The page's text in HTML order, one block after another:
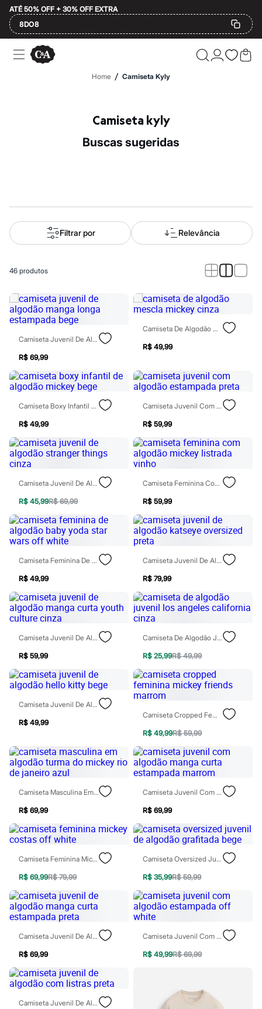
ATÉ 50% OFF + 30% OFF EXTRA
8DO8
Ofertas
Compre por Departamento
Alfaiataria
Novidades
Roupas
Blusas e Camisetas
Casacos e Jaquetas
Macacões
Saias
Shorts e Bermudas
Vestidos
Acessórios
Bonés e Chapéus
Bijoux
Cintos
Óculos
Relógios
Calçados
Botas
Rasteirinhas
Sandálias
Sapatilhas
Marcas
City
Clock House
Mindset
Sawary
Yessica
Moda esportiva
Acessórios
Calçados
Leggings
Shorts e Bermudas
Tops
Moda íntima
Calcinhas
Cintas e Modeladores
Meias
Sutiãs e Tops
Moda praia
Maiôs
Saídas de praia
Personagens
Blusas e Camisetas
Calças
Casacos e Jaquetas
Jeans
Moda esportiva
Vestidos
Masculino
Em alta
Dia dos Pais
Inverno
Novidades
Roupas
Camisas
Calças
Camisetas e Regatas
Jeans
Polos
Acessórios
Bolsas e Mochilas
Chapéus e Bonés
Cintos
Carteiras
Home / Camiseta Kyly
Camiseta kyly
buscas sugeridas
Filtrar por Relevância
46 produtos
Camiseta Juvenil De Algodão Manga Longa Estampada Bege
R$ 69,99
Camiseta De Algodão Mescla Mickey Cinza
R$ 49,99
Camiseta Boxy Infantil De Algodão Mickey Bege
R$ 49,99
Camiseta Juvenil Com Algodão Estampada Preta
R$ 59,99
Camiseta Juvenil De Algodão Stranger Things Cinza
R$ 45,99R$ 69,99
Camiseta Feminina Com Algodão Mickey Listrada Vinho
R$ 59,99
Camiseta Feminina De Algodão Baby Yoda Star Wars Off White
R$ 49,99
Camiseta Juvenil De Algodão Katseye Oversized Preta
R$ 79,99
Camiseta Juvenil De Algodão Manga Curta Youth Culture Cinza
R$ 59,99
Camiseta De Algodão Juvenil Los Angeles California Cinza
R$ 25,99R$ 49,99
Camiseta Juvenil De Algodão Hello Kitty Bege
R$ 49,99
Camiseta Cropped Feminina Mickey Friends Marrom
R$ 49,99R$ 59,99
Camiseta Masculina Em Algodão Turma Do Mickey Rio De Janeiro Azul
R$ 69,99
Camiseta Juvenil Com Algodão Manga Curta Estampada Marrom
R$ 69,99
Camiseta Feminina Mickey Costas Off White
R$ 69,99R$ 79,99
Camiseta Oversized Juvenil De Algodão Grafitada Bege
R$ 35,99R$ 59,99
Camiseta Juvenil De Algodão Manga Curta Estampada Preta
R$ 69,99
Camiseta Juvenil Com Algodão Estampada Off White
R$ 49,99R$ 69,99
Camiseta Juvenil De Algodão Com Listras Preta